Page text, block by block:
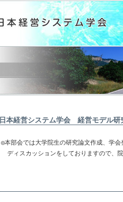
日本経営システム学会 経営モデル研
◎本部会では大学院生の研究論文作成、学
ディスカッションをしておりますので、